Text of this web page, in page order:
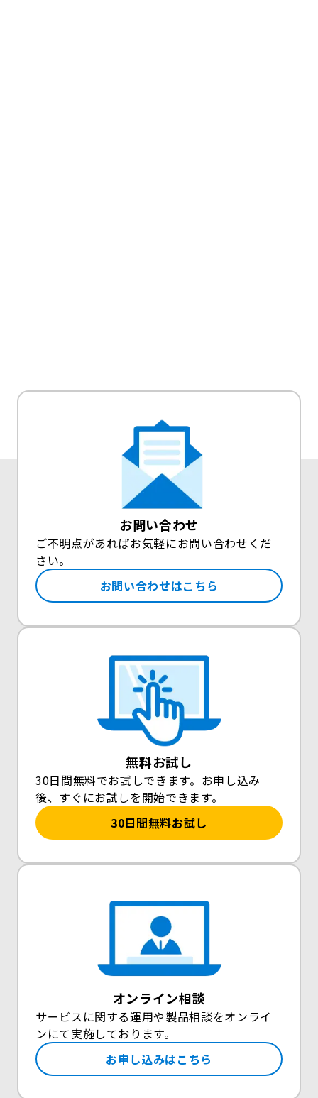
お問い合わせ
ご不明点があればお気軽にお問い合わせくだ
さい。
お問い合わせはこちら
無料お試し
30日間無料でお試しできます。お申し込み
後、すぐにお試しを開始できます。
30日間無料お試し
オンライン相談
サービスに関する運用や製品相談をオンライ
ンにて実施しております。
お申し込みはこちら